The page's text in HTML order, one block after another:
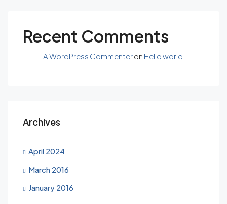
Recent Comments
A WordPress Commenteron Hello world!
Archives
April 2024
March 2016
January 2016